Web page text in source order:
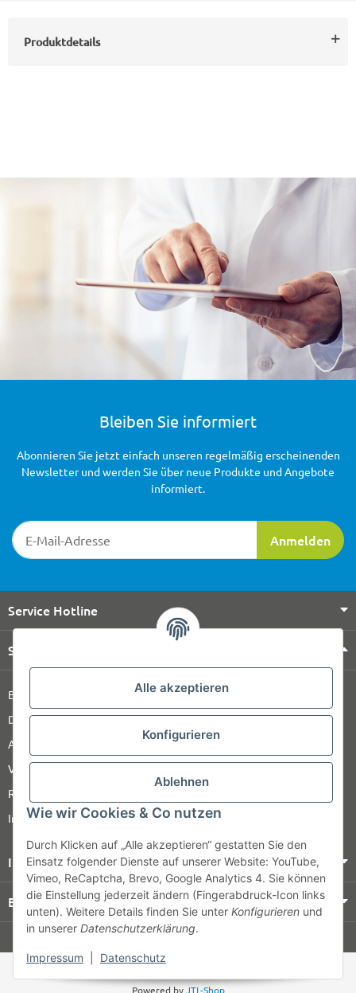
Alle akzeptieren
Konfigurieren
Ablehnen
Wie wir Cookies & Co nutzen
Durch Klicken auf „Alle akzeptieren“ gestatten Sie den
Einsatz folgender Dienste auf unserer Website: YouTube,
Vimeo, ReCaptcha, Brevo, Google Analytics 4. Sie können
die Einstellung jederzeit ändern (Fingerabdruck-Icon links
unten). Weitere Details finden Sie unter Konfigurieren und
in unserer Datenschutzerklärung.
Impressum Datenschutz
Produktdetails
Bleiben Sie informiert
Newsletter-Registrierung
Anmelden
Abonnieren Sie jetzt einfach unseren regelmäßig erscheinenden
Newsletter und werden Sie über neue Produkte und Angebote
informiert.
Service Hotline
Shop Service
Barrierefreiheitserklärung
Datenschutz
AGB
Versandinformationen
Retour
Impressum
Informationen
Bezahlung & Versand
© HOZ MEDI WERK
* Alle Preise zzgl. gesetzlicher USt., zzgl.
Powered byJTL-Shop